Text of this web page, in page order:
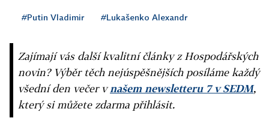
#Putin Vladimir #Lukašenko Alexandr
Zajímají vás další kvalitní články z Hospodářských
novin? Výběr těch nejúspěšnějších posíláme každý
všední den večer vnašem newsletteru 7 v SEDM,
který si můžete zdarma přihlásit.